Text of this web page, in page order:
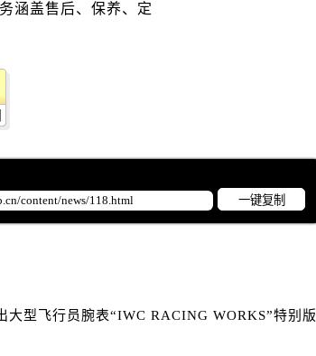
（需提前预约）
务中心（需提前预约）
心（需提前预约）
心（需提前预约）
路交叉口万国售后服务中心（需提前预约）
前预约）
后服务中心（需提前预约）
一键复制
大型飞行员腕表“IWC RACING WORKS”特别版